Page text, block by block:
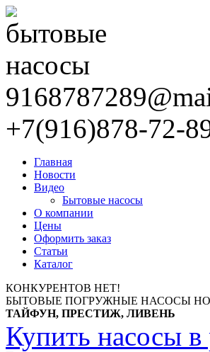
+7(916)878-72-
Главная
Новости
Видео
Бытовые насосы
О компании
Цены
Оформить заказ
Статьи
Каталог
КОНКУРЕНТОВ НЕТ!
БЫТОВЫЕ ПОГРУЖНЫЕ НАСОСЫ
ТАЙФУН, ПРЕСТИЖ, ЛИВЕНЬ
Купить насосы в